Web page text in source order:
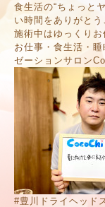
食生活の“ちょっと
い時間をありがとう
施術中はゆっくりお
お仕事・食生活・
ゼーションサロン
#豊川ドライヘッド